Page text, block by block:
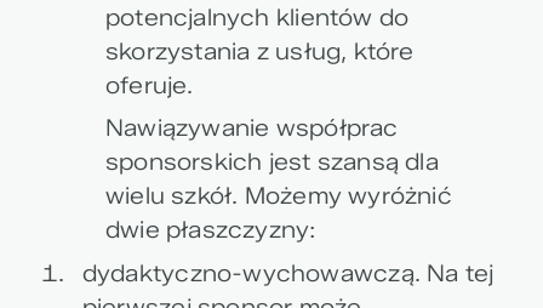
potencjalnych klientów do
skorzystania z usług, które
oferuje.
Nawiązywanie współprac
sponsorskich jest szansą dla
wielu szkół. Możemy wyróżnić
dwie płaszczyzny:
dydaktyczno-wychowawczą. Na tej